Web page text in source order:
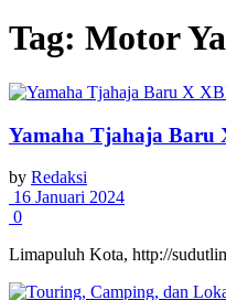
Tag: Motor
Yamaha Tjahaja Baru
by Redaksi
16 Januari 2024
0
Limapuluh Kota, http://